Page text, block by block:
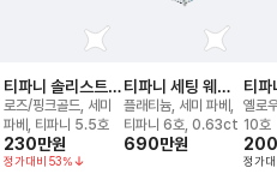
티파니 솔리스트
하프 이터니티 링
로즈/핑크골드, 세미
파베, 티파니 5.5호
230만원
정가대비 53%
티파니 세팅 웨딩
링
플래티늄, 세미 파베,
티파니 6호, 0.63ct
690만원
티파
그레
옐로
10호
정가